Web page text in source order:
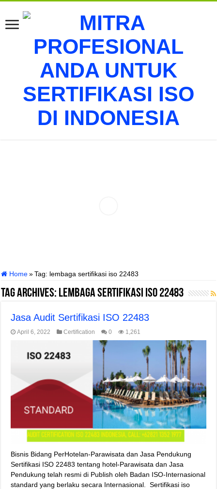
Home » Tag: lembaga sertifikasi iso 22483
Tag Archives: lembaga sertifikasi iso 22483
Jasa Audit Sertifikasi ISO 22483
April 6, 2022 Certification 0 1,261
Bisnis Bidang PerHotelan-Parawisata dan Jasa Pendukung
Sertifikasi ISO 22483 tentang hotel-Parawisata dan Jasa
Pendukung telah resmi di Publish oleh Badan ISO-Internasional
standard yang berlaku secara Internasional. Sertifikasi iso